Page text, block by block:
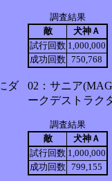
ダ
調査結果
敵
犬神Ａ
試行回数 1,000,000
成功回数 750,768
02：サニア
ークデストラク
調査結果
敵
犬神Ａ
試行回数 1,000,000
成功回数 799,155